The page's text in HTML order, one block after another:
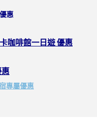
惠
咖啡館一日遊 優惠
專屬優惠